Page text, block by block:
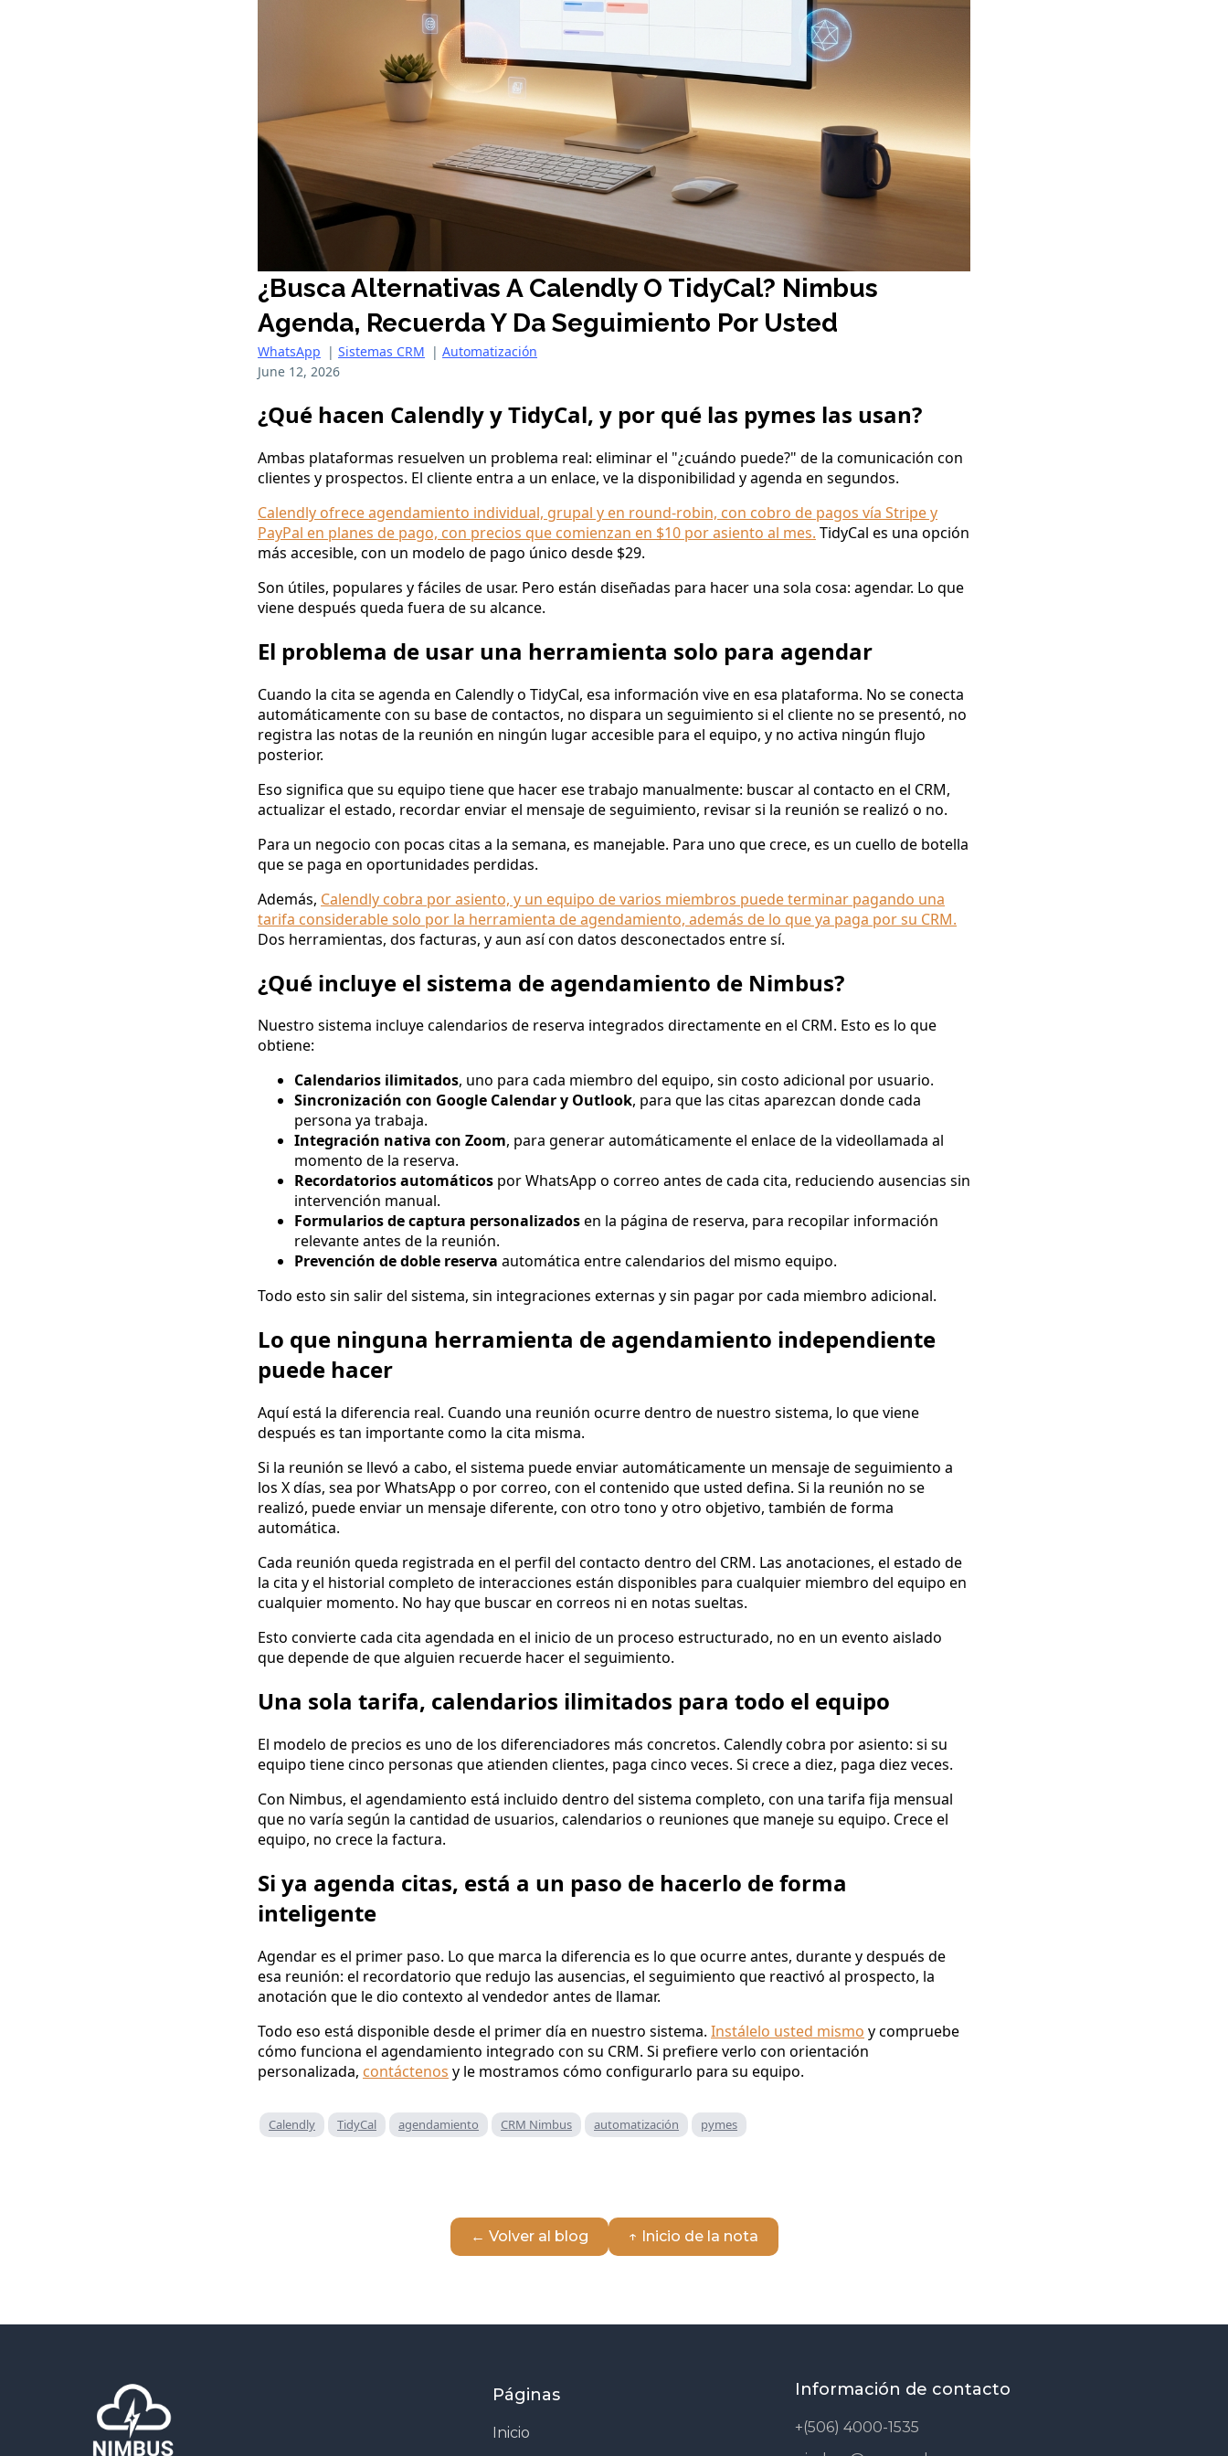
¿Busca Alternativas A Calendly O TidyCal? Nimbus
Agenda, Recuerda Y Da Seguimiento Por Usted
WhatsApp | Sistemas CRM | Automatización
June 12, 2026
¿Qué hacen Calendly y TidyCal, y por qué las pymes las usan?
Ambas plataformas resuelven un problema real: eliminar el "¿cuándo puede?" de la comunicación con
clientes y prospectos. El cliente entra a un enlace, ve la disponibilidad y agenda en segundos.
Calendly ofrece agendamiento individual, grupal y en round-robin, con cobro de pagos vía Stripe y
PayPal en planes de pago, con precios que comienzan en $10 por asiento al mes. TidyCal es una opción
más accesible, con un modelo de pago único desde $29.
Son útiles, populares y fáciles de usar. Pero están diseñadas para hacer una sola cosa: agendar. Lo que
viene después queda fuera de su alcance.
El problema de usar una herramienta solo para agendar
Cuando la cita se agenda en Calendly o TidyCal, esa información vive en esa plataforma. No se conecta
automáticamente con su base de contactos, no dispara un seguimiento si el cliente no se presentó, no
registra las notas de la reunión en ningún lugar accesible para el equipo, y no activa ningún flujo
posterior.
Eso significa que su equipo tiene que hacer ese trabajo manualmente: buscar al contacto en el CRM,
actualizar el estado, recordar enviar el mensaje de seguimiento, revisar si la reunión se realizó o no.
Para un negocio con pocas citas a la semana, es manejable. Para uno que crece, es un cuello de botella
que se paga en oportunidades perdidas.
Además, Calendly cobra por asiento, y un equipo de varios miembros puede terminar pagando una
tarifa considerable solo por la herramienta de agendamiento, además de lo que ya paga por su CRM.
Dos herramientas, dos facturas, y aun así con datos desconectados entre sí.
¿Qué incluye el sistema de agendamiento de Nimbus?
Nuestro sistema incluye calendarios de reserva integrados directamente en el CRM. Esto es lo que
obtiene:
Calendarios ilimitados, uno para cada miembro del equipo, sin costo adicional por usuario.
Sincronización con Google Calendar y Outlook, para que las citas aparezcan donde cada
persona ya trabaja.
Integración nativa con Zoom, para generar automáticamente el enlace de la videollamada al
momento de la reserva.
Recordatorios automáticos por WhatsApp o correo antes de cada cita, reduciendo ausencias sin
intervención manual.
Formularios de captura personalizadosen la página de reserva, para recopilar información
relevante antes de la reunión.
Prevención de doble reserva automática entre calendarios del mismo equipo.
Todo esto sin salir del sistema, sin integraciones externas y sin pagar por cada miembro adicional.
Lo que ninguna herramienta de agendamiento independiente
puede hacer
Aquí está la diferencia real. Cuando una reunión ocurre dentro de nuestro sistema, lo que viene
después es tan importante como la cita misma.
Si la reunión se llevó a cabo, el sistema puede enviar automáticamente un mensaje de seguimiento a
los X días, sea por WhatsApp o por correo, con el contenido que usted defina. Si la reunión no se
realizó, puede enviar un mensaje diferente, con otro tono y otro objetivo, también de forma
automática.
Cada reunión queda registrada en el perfil del contacto dentro del CRM. Las anotaciones, el estado de
la cita y el historial completo de interacciones están disponibles para cualquier miembro del equipo en
cualquier momento. No hay que buscar en correos ni en notas sueltas.
Esto convierte cada cita agendada en el inicio de un proceso estructurado, no en un evento aislado
que depende de que alguien recuerde hacer el seguimiento.
Una sola tarifa, calendarios ilimitados para todo el equipo
El modelo de precios es uno de los diferenciadores más concretos. Calendly cobra por asiento: si su
equipo tiene cinco personas que atienden clientes, paga cinco veces. Si crece a diez, paga diez veces.
Con Nimbus, el agendamiento está incluido dentro del sistema completo, con una tarifa fija mensual
que no varía según la cantidad de usuarios, calendarios o reuniones que maneje su equipo. Crece el
equipo, no crece la factura.
Si ya agenda citas, está a un paso de hacerlo de forma
inteligente
Agendar es el primer paso. Lo que marca la diferencia es lo que ocurre antes, durante y después de
esa reunión: el recordatorio que redujo las ausencias, el seguimiento que reactivó al prospecto, la
anotación que le dio contexto al vendedor antes de llamar.
Todo eso está disponible desde el primer día en nuestro sistema. Instálelo usted mismo y compruebe
cómo funciona el agendamiento integrado con su CRM. Si prefiere verlo con orientación
personalizada, contáctenos y le mostramos cómo configurarlo para su equipo.
Calendly TidyCal agendamiento CRM Nimbus automatización pymes
← Volver al blog ↑ Inicio de la nota
Páginas
Inicio
Información de contacto
+(506) 4000-1535